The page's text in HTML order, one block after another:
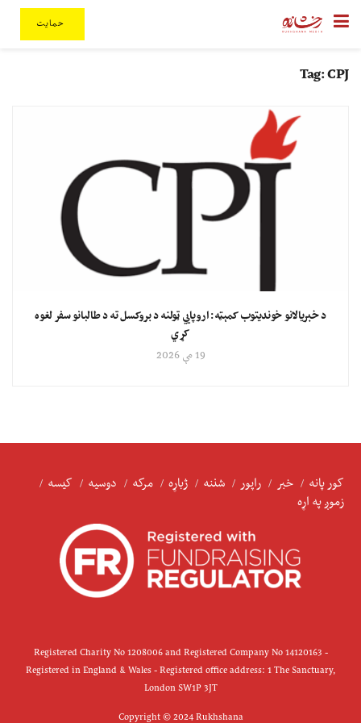
حمایت
Tag:CPJ
د خبریالانو خوندیتوب کمېټه: اروپايي ټولنه د بروکسل ته د طالبانو سفر لغوه
کړي
19 مې 2026
کور پانه خبر راپور شننه ژباړه مرکه دوسیه
کیسه
زموږ په اړه
Registered Charity No 1208006 and Registered Company No 14120163 -
Registered in England & Wales - Registered office address: 1 The Sanctuary,
London SW1P 3JT
Copyright © 2024 Rukhshana